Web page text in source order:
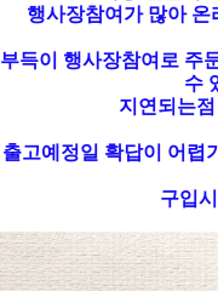
행사장참여가 많아
부득이 행사장참여로 주
수
지연되는
출고예정일 확답이 어렵
구입